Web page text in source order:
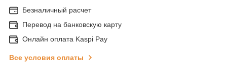
Безналичный расчет
Перевод на банковскую карту
Онлайн оплата Kaspi Pay
Все условия оплаты